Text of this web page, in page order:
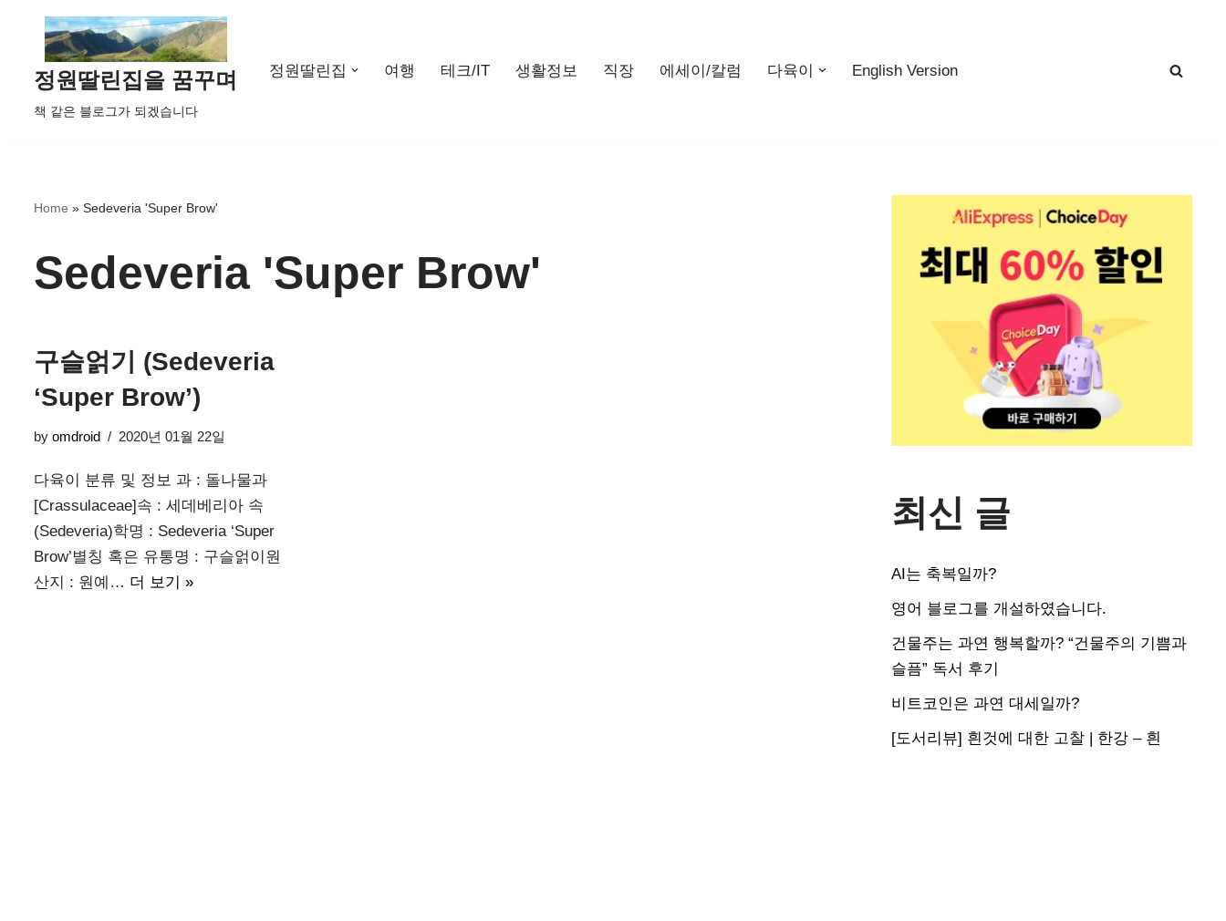
정원딸린집을 꿈꾸며
책 같은 블로그가 되겠습니다
정원딸린집 여행 테크/IT 생활정보 직장 에세이/칼럼 다육이 English Version
Home » Sedeveria 'Super Brow'
Sedeveria 'Super Brow'
구슬얽기 (Sedeveria
‘Super Brow’)
by omdroid 2020년 01월 22일
다육이 분류 및 정보 과 : 돌나물과
[Crassulaceae]속 : 세데베리아 속
(Sedeveria)학명 : Sedeveria ‘Super
Brow’별칭 혹은 유통명 : 구슬얽이원
산지 : 원예… 더 보기 »
최신 글
AI는 축복일까?
영어 블로그를 개설하였습니다.
건물주는 과연 행복할까? “건물주의 기쁨과
슬픔” 독서 후기
비트코인은 과연 대세일까?
[도서리뷰] 흰것에 대한 고찰 | 한강 – 흰